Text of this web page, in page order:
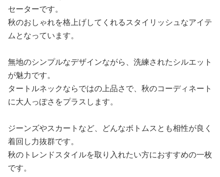
セーターです。
秋のおしゃれを格上げしてくれるスタイリッシュなアイテ
ムとなっています。
無地のシンプルなデザインながら、洗練されたシルエット
が魅力です。
タートルネックならではの上品さで、秋のコーディネート
に大人っぽさをプラスします。
ジーンズやスカートなど、どんなボトムスとも相性が良く
着回し力抜群です。
秋のトレンドスタイルを取り入れたい方におすすめの一枚
です。